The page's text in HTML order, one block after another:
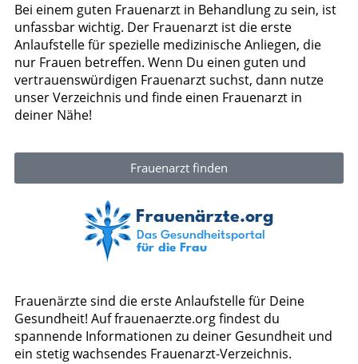
Bei einem guten Frauenarzt in Behandlung zu sein, ist
unfassbar wichtig. Der Frauenarzt ist die erste
Anlaufstelle für spezielle medizinische Anliegen, die
nur Frauen betreffen. Wenn Du einen guten und
vertrauenswürdigen Frauenarzt suchst, dann nutze
unser Verzeichnis und finde einen Frauenarzt in
deiner Nähe!
Frauenarzt finden
Frauenärzte sind die erste Anlaufstelle für Deine
Gesundheit! Auf frauenaerzte.org findest du
spannende Informationen zu deiner Gesundheit und
ein stetig wachsendes Frauenarzt-Verzeichnis.